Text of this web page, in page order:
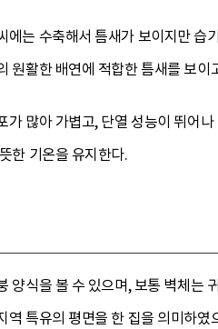
에는 수축해서 틈새가 보이지만 습
원활한 배연에 적합한 틈새를 보이
가 많아 가볍고, 단열 성능이 뛰어
한 기온을 유지한다.
양식을 볼 수 있으며, 보통 벽체는
역 특유의 평면을 한 집을 의미하